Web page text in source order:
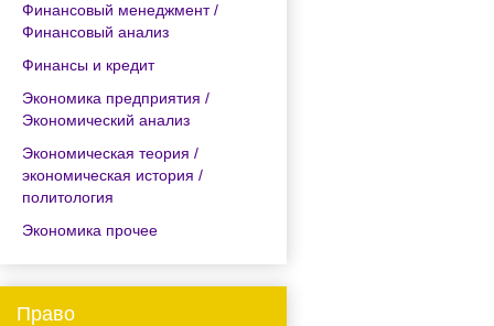
Финансовый менеджмент /
Финансовый анализ
Финансы и кредит
Экономика предприятия /
Экономический анализ
Экономическая теория /
экономическая история /
политология
Экономика прочее
Право